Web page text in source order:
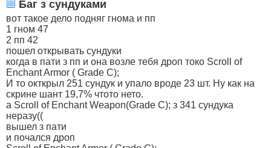
Баг з сундуками
вот такое дело подняг гнома и пп
1 гном 47
2 пп 42
пошел открывать сундуки
когда в пати з пп и она возле тебя дроп токо Scroll of
Enchant Armor ( Grade C);
И то окткрыл 251 сундук и упало вроде 23 шт. Ну как на
скрине шант 19,7% чтото нето.
а Scroll of Enchant Weapon(Grade C); з 341 сундука
неразу((
вышел з пати
и почался дроп